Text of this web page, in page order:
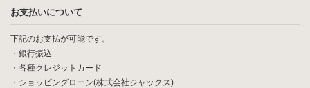
お支払いについて
下記のお支払が可能です。
・銀行振込
・各種クレジットカード
・ショッピングローン(株式会社ジャックス)